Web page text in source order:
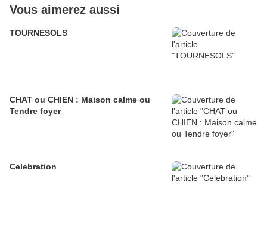
Vous aimerez aussi
TOURNESOLS
CHAT ou CHIEN : Maison calme ou
Tendre foyer
Celebration